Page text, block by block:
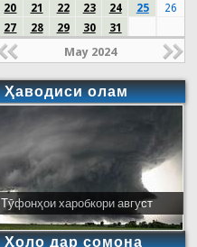
20
21 22 23 24 25
26
27
28 29 30 31
May 2024
Ҳаводиси олам
Тӯфонҳои харобкори август
Ҳоло дар сомона